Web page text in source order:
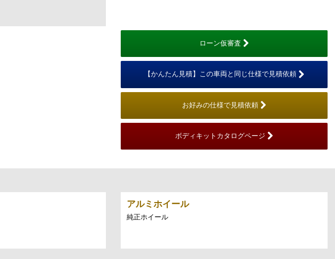
ローン仮審査
【かんたん見積】この車両と同じ仕様で見積依頼
お好みの仕様で見積依頼
ボディキットカタログページ
アルミホイール
純正ホイール